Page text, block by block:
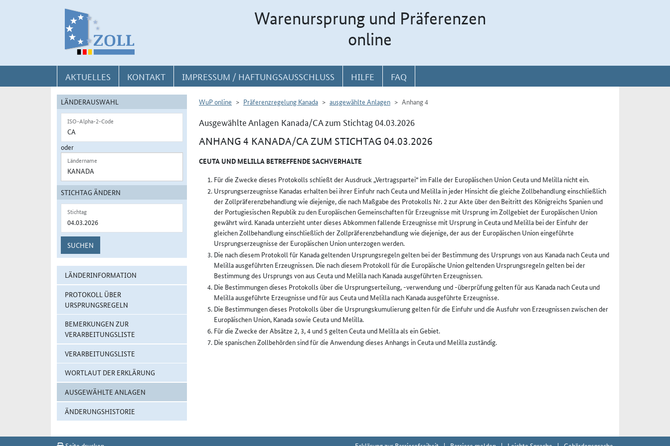
Warenursprung und Präferenzen
online
AKTUELLES KONTAKT IMPRESSUM / HAFTUNGSAUSSCHLUSS HILFE FAQ
LÄNDERAUSWAHL
ISO-Alpha-2-Code
oder
Ländername
STICHTAG ÄNDERN
Stichtag
SUCHEN
LÄNDERINFORMATION
PROTOKOLL ÜBER
URSPRUNGSREGELN
BEMERKUNGEN ZUR
VERARBEITUNGSLISTE
VERARBEITUNGSLISTE
WORTLAUT DER ERKLÄRUNG
AUSGEWÄHLTE ANLAGEN
ÄNDERUNGSHISTORIE
WuP online Präferenzregelung Kanada ausgewählte Anlagen Anhang 4
Ausgewählte Anlagen Kanada/CA zum Stichtag 04.03.2026
ANHANG 4 KANADA/CA ZUM STICHTAG 04.03.2026
CEUTA UND MELILLA BETREFFENDE SACHVERHALTE
Für die Zwecke dieses Protokolls schließt der Ausdruck „Vertragspartei“ im Falle der Europäischen Union Ceuta und Melilla nicht ein.
Ursprungserzeugnisse Kanadas erhalten bei ihrer Einfuhr nach Ceuta und Melilla in jeder Hinsicht die gleiche Zollbehandlung einschließlich
der Zollpräferenzbehandlung wie diejenige, die nach Maßgabe des Protokolls Nr. 2 zur Akte über den Beitritt des Königreichs Spanien und
der Portugiesischen Republik zu den Europäischen Gemeinschaften für Erzeugnisse mit Ursprung im Zollgebiet der Europäischen Union
gewährt wird. Kanada unterzieht unter dieses Abkommen fallende Erzeugnisse mit Ursprung in Ceuta und Melilla bei der Einfuhr der
gleichen Zollbehandlung einschließlich der Zollpräferenzbehandlung wie diejenige, der aus der Europäischen Union eingeführte
Ursprungserzeugnisse der Europäischen Union unterzogen werden.
Die nach diesem Protokoll für Kanada geltenden Ursprungsregeln gelten bei der Bestimmung des Ursprungs von aus Kanada nach Ceuta und
Melilla ausgeführten Erzeugnissen. Die nach diesem Protokoll für die Europäische Union geltenden Ursprungsregeln gelten bei der
Bestimmung des Ursprungs von aus Ceuta und Melilla nach Kanada ausgeführten Erzeugnissen.
Die Bestimmungen dieses Protokolls über die Ursprungserteilung, -verwendung und -überprüfung gelten für aus Kanada nach Ceuta und
Melilla ausgeführte Erzeugnisse und für aus Ceuta und Melilla nach Kanada ausgeführte Erzeugnisse.
Die Bestimmungen dieses Protokolls über die Ursprungskumulierung gelten für die Einfuhr und die Ausfuhr von Erzeugnissen zwischen der
Europäischen Union, Kanada sowie Ceuta und Melilla.
Für die Zwecke der Absätze 2, 3, 4 und 5 gelten Ceuta und Melilla als ein Gebiet.
Die spanischen Zollbehörden sind für die Anwendung dieses Anhangs in Ceuta und Melilla zuständig.